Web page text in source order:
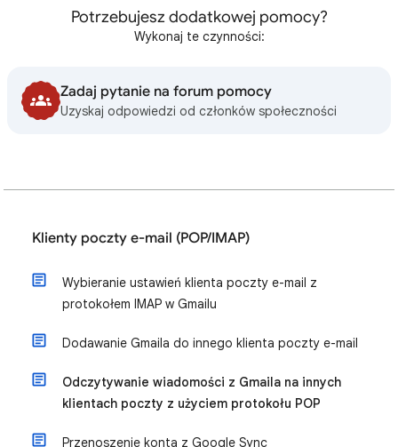
Potrzebujesz dodatkowej pomocy?
Wykonaj te czynności:
Zadaj pytanie na forum pomocy
Uzyskaj odpowiedzi od członków społeczności
Klienty poczty e-mail (POP/IMAP)
Wybieranie ustawień klienta poczty e-mail z
protokołem IMAP w Gmailu
Dodawanie Gmaila do innego klienta poczty e-mail
Odczytywanie wiadomości z Gmaila na innych
klientach poczty z użyciem protokołu POP
Przenoszenie konta z Google Sync